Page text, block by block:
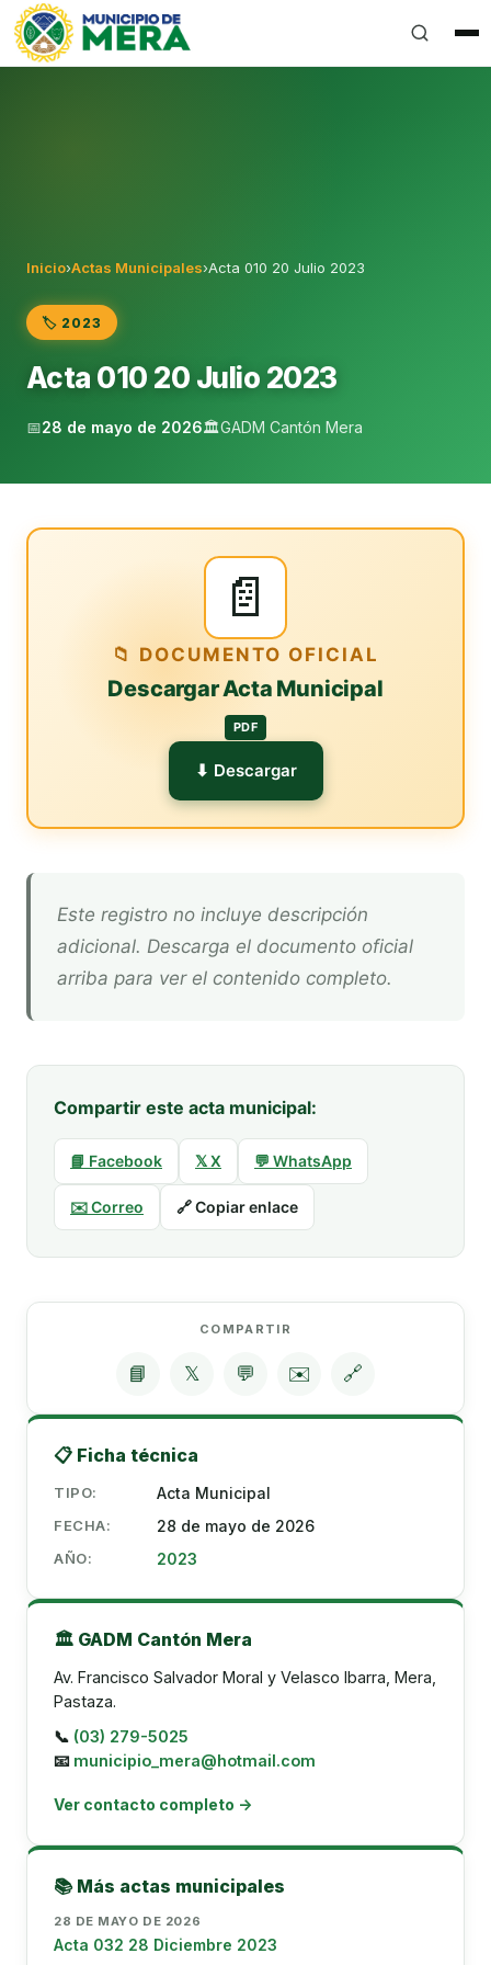
Gobierno Autónomo Descentralizado Municipal del
Inicio›Actas Municipales›Acta 010 20 Julio 2023
🏷️ 2023
Acta 010 20 Julio 2023
📅28 de mayo de 2026🏛️GADM Cantón Mera
📄
📁 DOCUMENTO OFICIAL
Descargar Acta Municipal
PDF
⬇ Descargar
Este registro no incluye descripción
adicional. Descarga el documento oficial
arriba para ver el contenido completo.
Compartir este acta municipal:
📘 Facebook 𝕏 X 💬 WhatsApp
✉️ Correo 🔗 Copiar enlace
COMPARTIR
📘 𝕏 💬 ✉️ 🔗
📋 Ficha técnica
TIPO: Acta Municipal
FECHA: 28 de mayo de 2026
AÑO: 2023
🏛️ GADM Cantón Mera
Av. Francisco Salvador Moral y Velasco Ibarra, Mera,
Pastaza.
📞 (03) 279-5025
📧 municipio_mera@hotmail.com
Ver contacto completo →
📚 Más actas municipales
28 DE MAYO DE 2026
Acta 032 28 Diciembre 2023